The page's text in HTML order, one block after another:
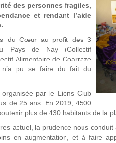
des personnes fragiles,
et rendant l’aide
du Cœur au profit des 3
Pays de Nay (Collectif
Alimentaire de Coarraze
n’a pu se faire du fait du
par le Lions Club
de 25 ans. En 2019, 4500
plus de 430 habitants de la
actuel, la prudence nous
en augmentation, et à faire